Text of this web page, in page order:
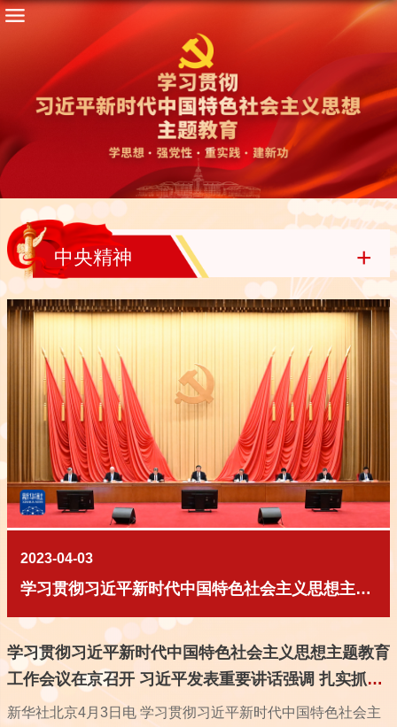
中央精神 +
2023-04-03
学习贯彻习近平新时代中国特色社会主义思想主题教育工作会议在京召开 习近平发表重要讲话强调 扎实抓好主题教育 为奋进新征程凝心聚力
学习贯彻习近平新时代中国特色社会主义思想主题教育
工作会议在京召开 习近平发表重要讲话强调 扎实抓好
主题教育 为奋进新征程凝心聚力
新华社北京4月3日电 学习贯彻习近平新时代中国特色社会主